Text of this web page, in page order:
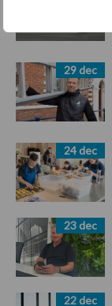
29 dec
24 dec
23 dec
22 dec